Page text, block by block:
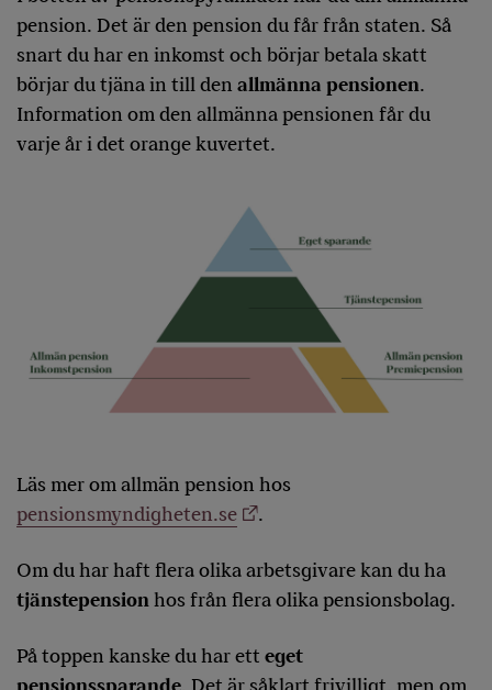
pension. Det är den pension du får från staten. Så
snart du har en inkomst och börjar betala skatt
börjar du tjäna in till den allmänna pensionen.
Information om den allmänna pensionen får du
varje år i det orange kuvertet.
Läs mer om allmän pension hos
pensionsmyndigheten.se
.
Om du har haft flera olika arbetsgivare kan du ha
tjänstepensionhos från flera olika pensionsbolag.
På toppen kanske du har ett eget